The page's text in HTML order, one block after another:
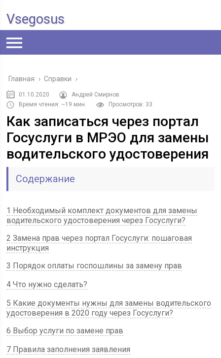
Vsegosus
Главная › Справки ›
01.10.2020
Андрей Смирнов
Время чтения: ~19 мин.
Просмотров: 33
Как записаться через портал
Госуслуги в МРЭО для замены
водительского удостоверения
Содержание
1 Необходимый комплект документов для замены
водительского удостоверения через Госуслуги?
2 Замена прав через портал Госуслуги: пошаговая
инструкция
3 Порядок оплаты госпошлины за замену прав
4 Что нужно сделать?
5 Какие документы нужны для замены водительского
удостоверения в 2020 году через Госуслуги?
6 Выбор услуги по замене прав
7 Правила заполнения заявления